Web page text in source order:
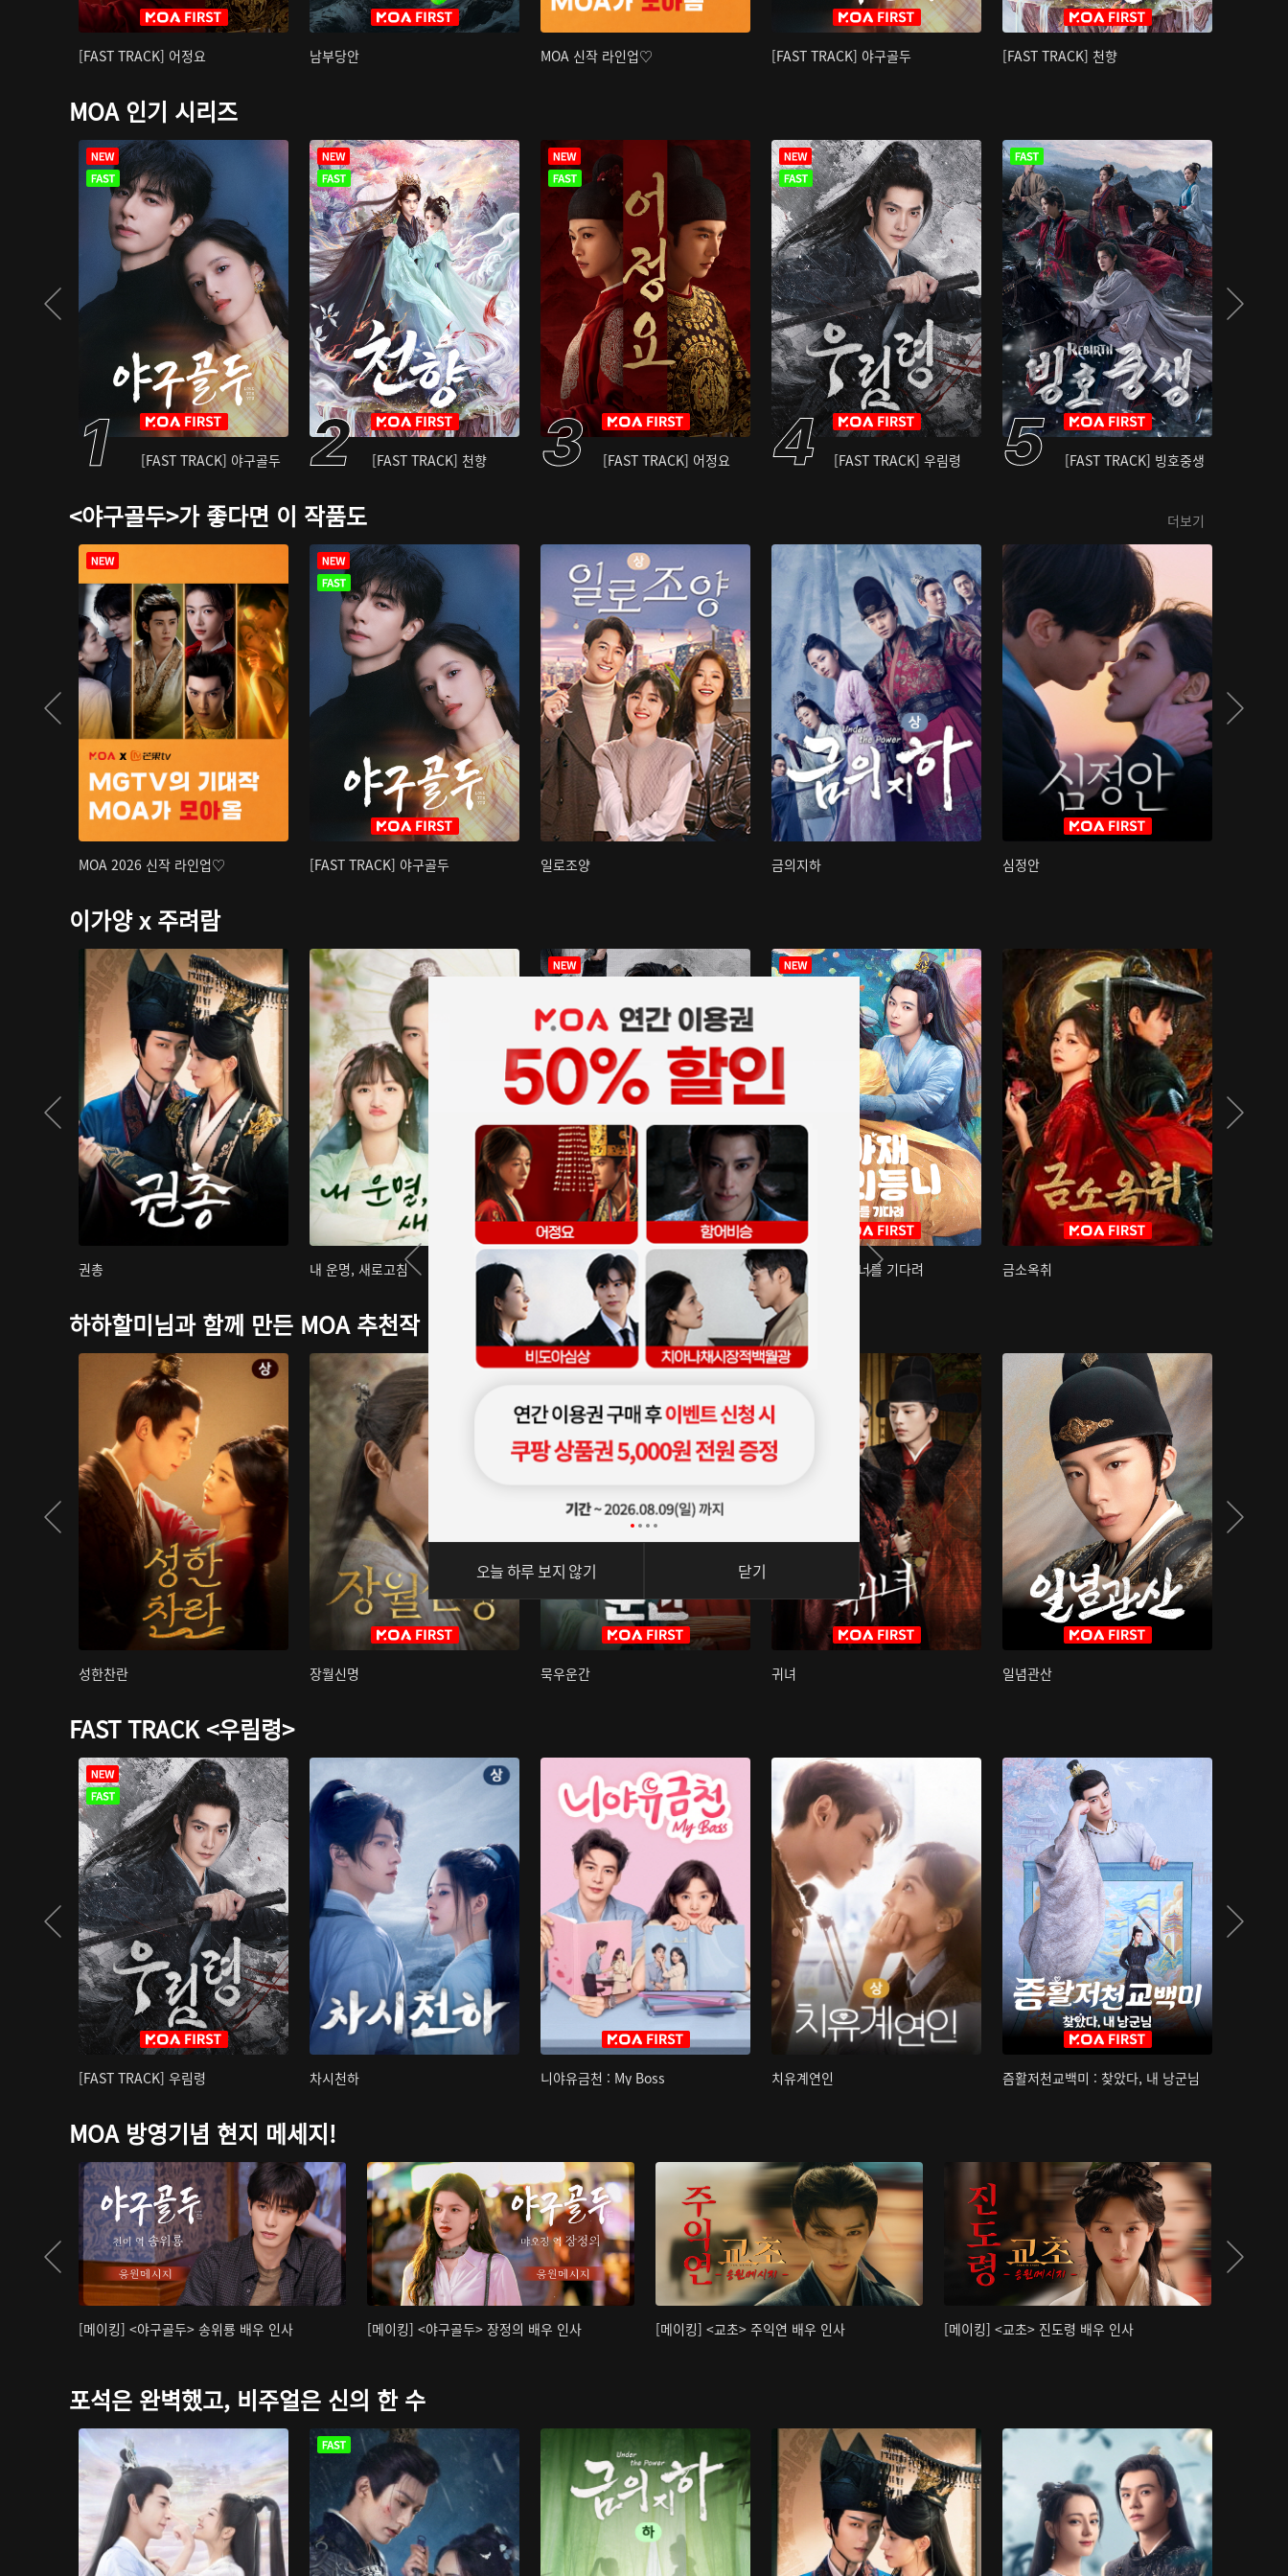
[FAST TRACK] 어정요 남부당안 MOA 신작 라인업♡ [FAST TRACK] 야구골두 [FAST TRACK] 천향
MOA 인기 시리즈
[FAST TRACK] 야구골두 [FAST TRACK] 천향 [FAST TRACK] 어정요 [FAST TRACK] 우림령 [FAST TRACK] 빙호중생
<야구골두>가 좋다면 이 작품도 더보기
MOA 2026 신작 라인업♡ [FAST TRACK] 야구골두 일로조양 금의지하 심정안
이가양 x 주려람
권총 내 운명, 새로고침 아재저리등니 : 너를 기다려 금소옥취
하하할미님과 함께 만든 MOA 추천작
성한찬란 장월신명 묵우운간 귀녀 일념관산
FAST TRACK <우림령>
[FAST TRACK] 우림령 차시천하 니야유금천 : My Boss 치유계연인 즘활저천교백미 : 찾았다, 내 낭군님
MOA 방영기념 현지 메세지!
[메이킹] <야구골두> 송위룡 배우 인사 [메이킹] <야구골두> 장정의 배우 인사 [메이킹] <교초> 주익연 배우 인사 [메이킹] <교초> 진도령 배우 인사
포석은 완벽했고, 비주얼은 신의 한 수
오늘 하루 보지 않기 닫기